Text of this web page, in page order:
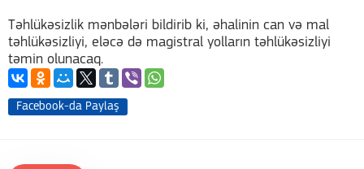
Təhlükəsizlik mənbələri bildirib ki, əhalinin can və mal
təhlükəsizliyi, eləcə də magistral yolların təhlükəsizliyi
təmin olunacaq.
Facebook-da Paylaş